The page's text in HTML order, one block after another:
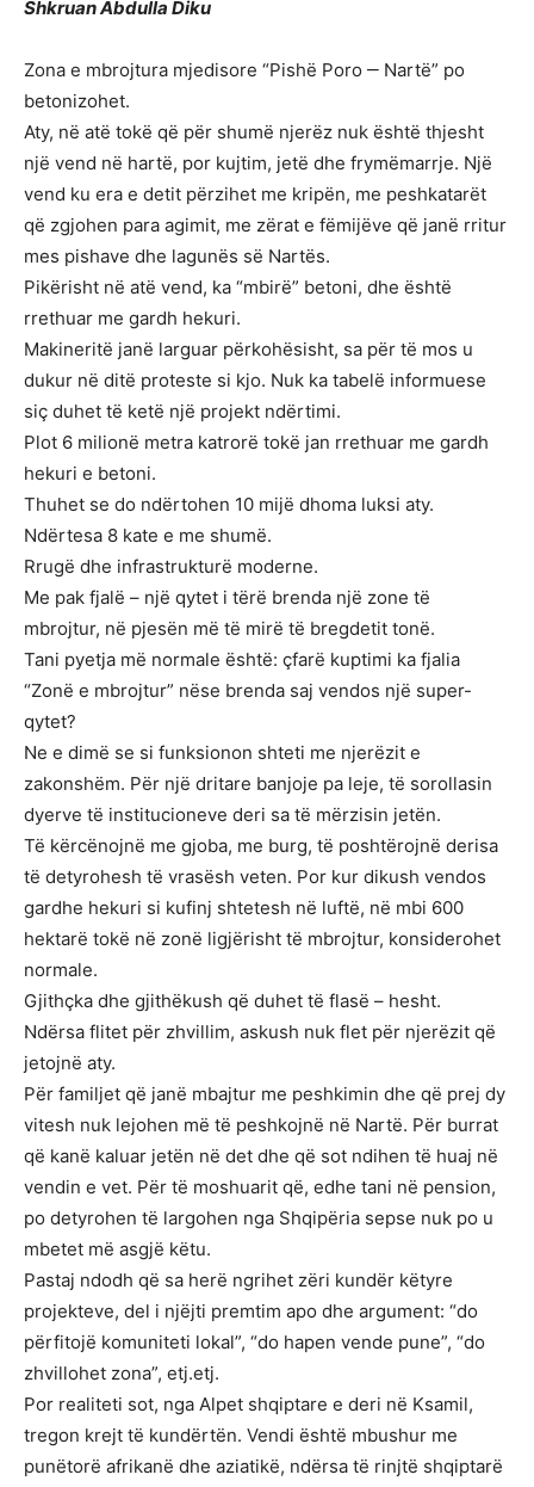
Shkruan Abdulla Diku
Zona e mbrojtura mjedisore “Pishë Poro ‒ Nartë” po
betonizohet.
Aty, në atë tokë që për shumë njerëz nuk është thjesht
një vend në hartë, por kujtim, jetë dhe frymëmarrje. Një
vend ku era e detit përzihet me kripën, me peshkatarët
që zgjohen para agimit, me zërat e fëmijëve që janë rritur
mes pishave dhe lagunës së Nartës.
Pikërisht në atë vend, ka “mbirë” betoni, dhe është
rrethuar me gardh hekuri.
Makineritë janë larguar përkohësisht, sa për të mos u
dukur në ditë proteste si kjo. Nuk ka tabelë informuese
siç duhet të ketë një projekt ndërtimi.
Plot 6 milionë metra katrorë tokë jan rrethuar me gardh
hekuri e betoni.
Thuhet se do ndërtohen 10 mijë dhoma luksi aty.
Ndërtesa 8 kate e me shumë.
Rrugë dhe infrastrukturë moderne.
Me pak fjalë – një qytet i tërë brenda një zone të
mbrojtur, në pjesën më të mirë të bregdetit tonë.
Tani pyetja më normale është: çfarë kuptimi ka fjalia
“Zonë e mbrojtur” nëse brenda saj vendos një super-
qytet?
Ne e dimë se si funksionon shteti me njerëzit e
zakonshëm. Për një dritare banjoje pa leje, të sorollasin
dyerve të institucioneve deri sa të mërzisin jetën.
Të kërcënojnë me gjoba, me burg, të poshtërojnë derisa
të detyrohesh të vrasësh veten. Por kur dikush vendos
gardhe hekuri si kufinj shtetesh në luftë, në mbi 600
hektarë tokë në zonë ligjërisht të mbrojtur, konsiderohet
normale.
Gjithçka dhe gjithëkush që duhet të flasë – hesht.
Ndërsa flitet për zhvillim, askush nuk flet për njerëzit që
jetojnë aty.
Për familjet që janë mbajtur me peshkimin dhe që prej dy
vitesh nuk lejohen më të peshkojnë në Nartë. Për burrat
që kanë kaluar jetën në det dhe që sot ndihen të huaj në
vendin e vet. Për të moshuarit që, edhe tani në pension,
po detyrohen të largohen nga Shqipëria sepse nuk po u
mbetet më asgjë këtu.
Pastaj ndodh që sa herë ngrihet zëri kundër këtyre
projekteve, del i njëjti premtim apo dhe argument: “do
përfitojë komuniteti lokal”, “do hapen vende pune”, “do
zhvillohet zona”, etj.etj.
Por realiteti sot, nga Alpet shqiptare e deri në Ksamil,
tregon krejt të kundërtën. Vendi është mbushur me
punëtorë afrikanë dhe aziatikë, ndërsa të rinjtë shqiptarë